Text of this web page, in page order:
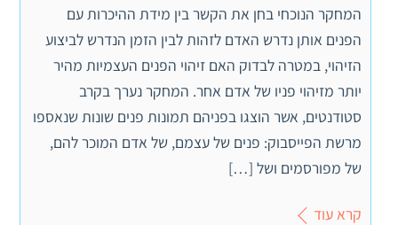
המחקר הנוכחי בחן את הקשר בין מידת ההיכרות עם
הפנים אותן נדרש האדם לזהות לבין הזמן הנדרש לביצוע
הזיהוי, במטרה לבדוק האם זיהוי הפנים העצמיות מהיר
יותר מזיהוי פניו של אדם אחר. המחקר נערך בקרב
סטודנטים, אשר הוצגו בפניהם תמונות פנים שונות שנאספו
מרשת הפייסבוק: פנים של עצמם, של אדם המוכר להם,
של מפורסמים ושל […]
קרא עוד